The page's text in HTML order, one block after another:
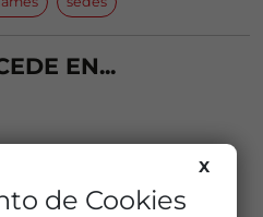
EN...
X
de Cookies